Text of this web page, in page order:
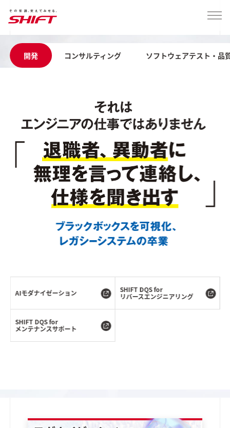
AIモダナイゼーション
SHIFT DQS for
リバースエンジニアリング
SHIFT DQS for
メンテナンスサポート
開発 コンサルティング ソフトウェアテスト・品